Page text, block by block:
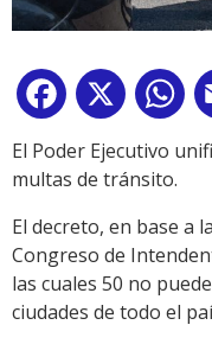
Facebook
X
El Poder Ejecutivo
multas de tránsito.
El decreto, en base a
Congreso de
las cuales 50 no
ciudades de todo el